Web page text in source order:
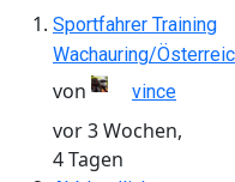
Sportfahrer Training
Wachauring/
von vince
vor 3 Wochen,
4 Tagen